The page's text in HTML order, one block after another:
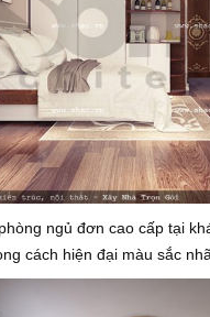
ngủ đơn cao cấp tại
cách hiện đại màu sắc